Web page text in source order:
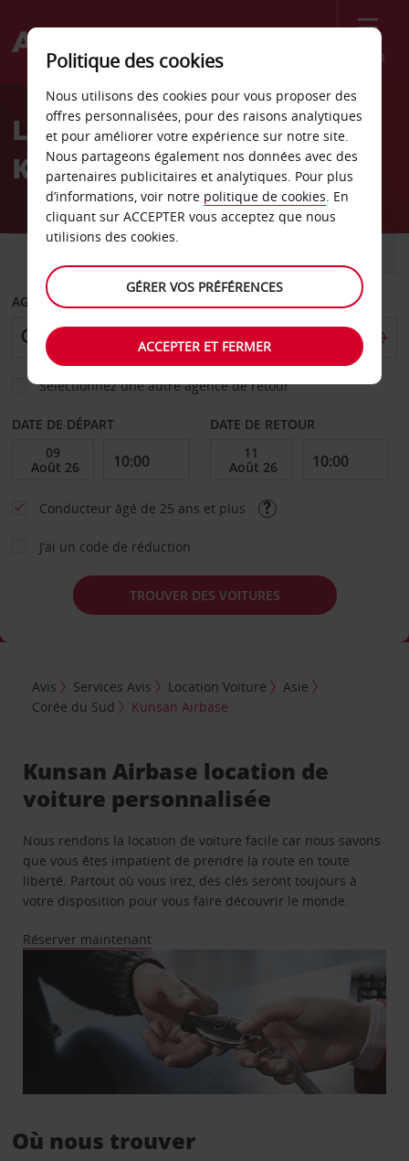
Menu
Welcome
AvisLocation de voiture
Kunsan Airbase
AGENCE DE DÉPART
Sélectionnez une autre agence de retour
DATE DE DÉPART DATE DE RETOUR
Conducteur âgé de 25 ans et plus
J’ai un code de réduction
TROUVER DES VOITURES
Avis Services Avis Location Voiture
Asie
Corée du Sud
Kunsan Airbase
Kunsan Airbase location de
voiture personnalisée
Nous rendons la location de voiture facile car nous savons
que vous êtes impatient de prendre la route en toute
liberté. Partout où vous irez, des clés seront toujours à
votre disposition pour vous faire découvrir le monde.
Réserver maintenant
Où nous trouver
Politique des cookies
Nous utilisons des cookies pour vous proposer des
offres personnalisées, pour des raisons analytiques
et pour améliorer votre expérience sur notre site.
Nous partageons également nos données avec des
partenaires publicitaires et analytiques. Pour plus
d’informations, voir notre politique de cookies. En
cliquant sur ACCEPTER vous acceptez que nous
utilisions des cookies.
GÉRER VOS PRÉFÉRENCES
ACCEPTER ET FERMER